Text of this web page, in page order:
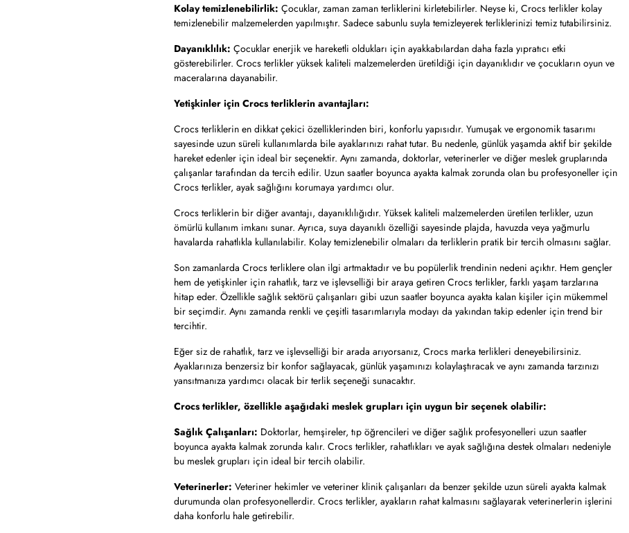
Kolay temizlenebilirlik: Çocuklar, zaman zaman terliklerini kirletebilirler. Neyse ki, Crocs terlikler kolay
temizlenebilir malzemelerden yapılmıştır. Sadece sabunlu suyla temizleyerek terliklerinizi temiz tutabilirsiniz.
Dayanıklılık: Çocuklar enerjik ve hareketli oldukları için ayakkabılardan daha fazla yıpratıcı etki
gösterebilirler. Crocs terlikler yüksek kaliteli malzemelerden üretildiği için dayanıklıdır ve çocukların oyun ve
maceralarına dayanabilir.
Yetişkinler için Crocs terliklerin avantajları:
Crocs terliklerin en dikkat çekici özelliklerinden biri, konforlu yapısıdır. Yumuşak ve ergonomik tasarımı
sayesinde uzun süreli kullanımlarda bile ayaklarınızı rahat tutar. Bu nedenle, günlük yaşamda aktif bir şekilde
hareket edenler için ideal bir seçenektir. Aynı zamanda, doktorlar, veterinerler ve diğer meslek gruplarında
çalışanlar tarafından da tercih edilir. Uzun saatler boyunca ayakta kalmak zorunda olan bu profesyoneller için
Crocs terlikler, ayak sağlığını korumaya yardımcı olur.
Crocs terliklerin bir diğer avantajı, dayanıklılığıdır. Yüksek kaliteli malzemelerden üretilen terlikler, uzun
ömürlü kullanım imkanı sunar. Ayrıca, suya dayanıklı özelliği sayesinde plajda, havuzda veya yağmurlu
havalarda rahatlıkla kullanılabilir. Kolay temizlenebilir olmaları da terliklerin pratik bir tercih olmasını sağlar.
Son zamanlarda Crocs terliklere olan ilgi artmaktadır ve bu popülerlik trendinin nedeni açıktır. Hem gençler
hem de yetişkinler için rahatlık, tarz ve işlevselliği bir araya getiren Crocs terlikler, farklı yaşam tarzlarına
hitap eder. Özellikle sağlık sektörü çalışanları gibi uzun saatler boyunca ayakta kalan kişiler için mükemmel
bir seçimdir. Aynı zamanda renkli ve çeşitli tasarımlarıyla modayı da yakından takip edenler için trend bir
tercihtir.
Eğer siz de rahatlık, tarz ve işlevselliği bir arada arıyorsanız, Crocs marka terlikleri deneyebilirsiniz.
Ayaklarınıza benzersiz bir konfor sağlayacak, günlük yaşamınızı kolaylaştıracak ve aynı zamanda tarzınızı
yansıtmanıza yardımcı olacak bir terlik seçeneği sunacaktır.
Crocs terlikler, özellikle aşağıdaki meslek grupları için uygun bir seçenek olabilir:
Sağlık Çalışanları: Doktorlar, hemşireler, tıp öğrencileri ve diğer sağlık profesyonelleri uzun saatler
boyunca ayakta kalmak zorunda kalır. Crocs terlikler, rahatlıkları ve ayak sağlığına destek olmaları nedeniyle
bu meslek grupları için ideal bir tercih olabilir.
Veterinerler: Veteriner hekimler ve veteriner klinik çalışanları da benzer şekilde uzun süreli ayakta kalmak
durumunda olan profesyonellerdir. Crocs terlikler, ayakların rahat kalmasını sağlayarak veterinerlerin işlerini
daha konforlu hale getirebilir.